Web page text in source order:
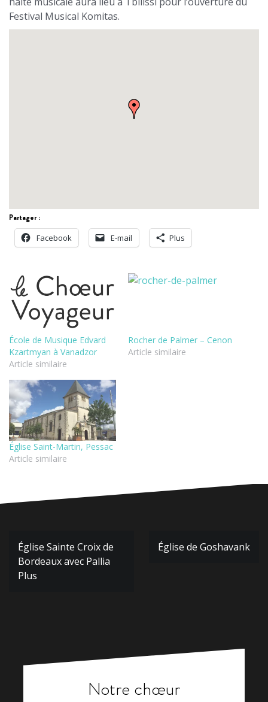
Festival Musical Komitas.
Partager :
Facebook
E-mail Plus
École de Musique Edvard
Kzartmyan à Vanadzor
Article similaire
Rocher de Palmer – Cenon
Article similaire
Église Saint-Martin, Pessac
Article similaire
Navigation
de
l’article
Église Sainte Croix de
Bordeaux avec Pallia
Plus
Église de Goshavank
Notre chœur